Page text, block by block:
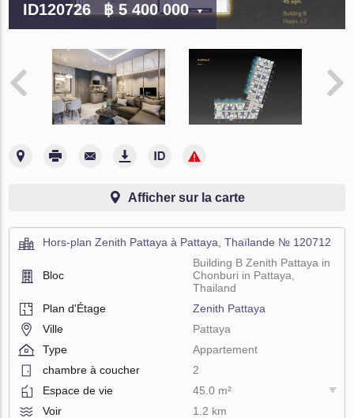
ID120726 ฿ 5 400 000
Afficher sur la carte
Hors-plan Zenith Pattaya à Pattaya, Thaïlande № 120712
Bloc
Building B Zenith Pattaya in
Chonburi in Pattaya,
Thailand
Plan d'Étage
Zenith Pattaya
Ville
Pattaya
Type
Appartement
chambre à coucher
2
Espace de vie
45.0 m²
Voir
1.2 km